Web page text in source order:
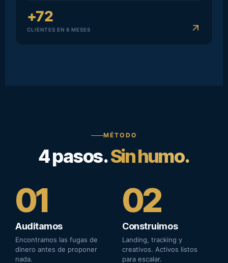
+72
CLIENTES EN 6 MESES arrow_outward
MÉTODO
4 pasos.Sin humo.
01
Auditamos
Encontramos las fugas de
dinero antes de proponer
nada.
02
Construimos
Landing, tracking y
creativos. Activos listos
para escalar.